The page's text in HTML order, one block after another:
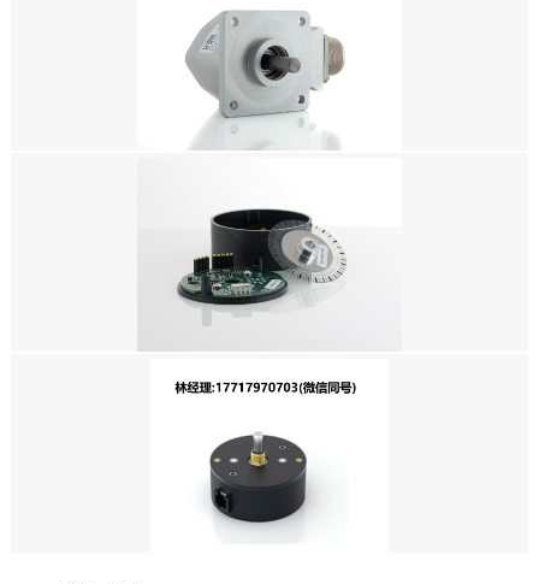
美国US DIGITAL编码器，MA3 微型绝对式磁轴编码器，绝对式光电编码器，
绝对式光学编码器，绝对式编码器，绝对值编码器，绝对型编码器，绝对编码
美国US DIGITAL编码器，HD25A 绝对式光学编码器，绝对式光电编码器，
绝对式光学编码器，绝对式编码器，绝对值编码器，绝对型编码器，绝对编码
美国US DIGITAL编码器，A2K 绝对光轴编码器套件，绝对式光电编码器，绝
对式光学编码器，绝对式编码器，绝对值编码器，绝对型编码器，绝对编码器